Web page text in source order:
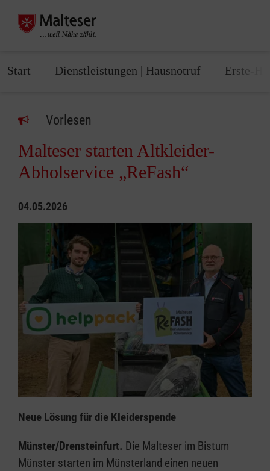
Start Dienstleistungen | Hausnotruf Erste-
Vorlesen
Malteser starten Altkleider-
Abholservice „ReFash“
04.05.2026
Neue Lösung für die Kleiderspende
Münster/Drensteinfurt. Die Malteser im Bistum
Münster starten im Münsterland einen neuen